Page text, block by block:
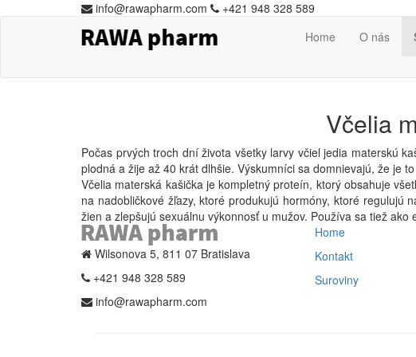
info@rawapharm.com
+421 948 328 589
Home
O nás
Včelia
Počas prvých troch dní života všetky larvy včiel jedia materskú
plodná a žije až 40 krát dlhšie. Výskumníci sa domnievajú, že je
Včelia materská kašička je kompletný proteín, ktorý obsahuje
na nadobličkové žľazy, ktoré produkujú hormóny, ktoré regulujú
žien a zlepšujú sexuálnu výkonnosť u mužov. Používa sa tiež ako
Wilsonova 5, 811 07 Bratislava
+421 948 328 589
info@rawapharm.com
Home
Kontakt
Suroviny